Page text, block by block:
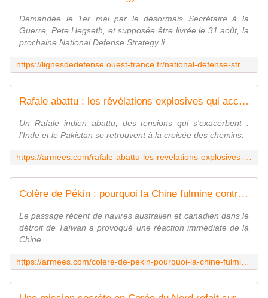
Demandée le 1er mai par le désormais Secrétaire à la
Guerre, Pete Hegseth, et supposée être livrée le 31 août, la
prochaine National Defense Strategy li
Rafale abattu : les révélations explosives qui accablent l'Inde face au Pakistan
Un Rafale indien abattu, des tensions qui s'exacerbent :
l'Inde et le Pakistan se retrouvent à la croisée des chemins.
Colère de Pékin : pourquoi la Chine fulmine contre l'Australie et le Canada à Taïwan
Le passage récent de navires australien et canadien dans le
détroit de Taïwan a provoqué une réaction immédiate de la
Chine.